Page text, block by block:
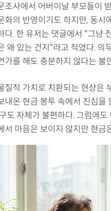
조사에서 어버이날 부모들이
화의 반영이기도 하지만, 동
다. 한 유저는 댓글에서 "그냥
왜 있는 건지"라고 적었다. 의
가를 해도 충분하지 않다는 불
질적 가치로 치환되는 현상은
내온 현금 봉투 속에서 진심을
도 자체가 불편하다. 그럼에
서 마음은 보이지 않지만 현금